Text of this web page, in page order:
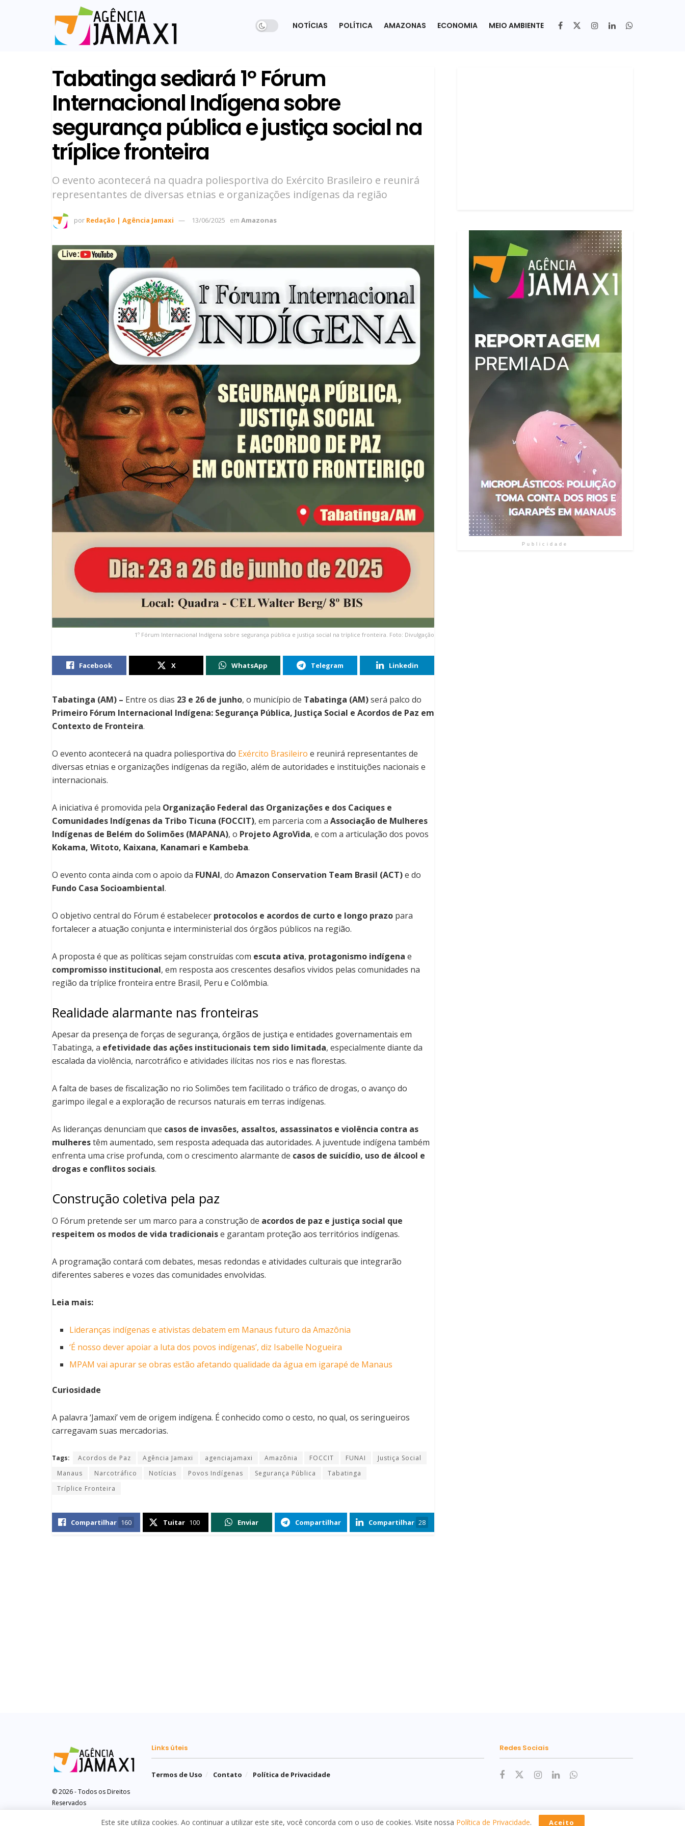
NOTÍCIAS POLÍTICA AMAZONAS ECONOMIA MEIO AMBIENTE
Tabatinga sediará 1º Fórum
Internacional Indígena sobre
segurança pública e justiça social na
tríplice fronteira
O evento acontecerá na quadra poliesportiva do Exército Brasileiro e reunirá
representantes de diversas etnias e organizações indígenas da região
por Redação | Agência Jamaxi 13/06/2025 em Amazonas
1º Fórum Internacional Indígena sobre segurança pública e justiça social na tríplice fronteira. Foto: Divulgação
Facebook X WhatsApp Telegram Linkedin
Tabatinga (AM) – Entre os dias 23 e 26 de junho, o município de Tabatinga (AM)será palco do
Primeiro Fórum Internacional Indígena: Segurança Pública, Justiça Social e Acordos de Paz em
Contexto de Fronteira.
O evento acontecerá na quadra poliesportiva do Exército Brasileiro e reunirá representantes de
diversas etnias e organizações indígenas da região, além de autoridades e instituições nacionais e
internacionais.
A iniciativa é promovida pela Organização Federal das Organizações e dos Caciques e
Comunidades Indígenas da Tribo Ticuna (FOCCIT), em parceria com a Associação de Mulheres
Indígenas de Belém do Solimões (MAPANA), o Projeto AgroVida, e com a articulação dos povos
Kokama, Witoto, Kaixana, Kanamari e Kambeba.
O evento conta ainda com o apoio da FUNAI, do Amazon Conservation Team Brasil (ACT)e do
Fundo Casa Socioambiental.
O objetivo central do Fórum é estabelecer protocolos e acordos de curto e longo prazo para
fortalecer a atuação conjunta e interministerial dos órgãos públicos na região.
A proposta é que as políticas sejam construídas com escuta ativa, protagonismo indígena e
compromisso institucional, em resposta aos crescentes desafios vividos pelas comunidades na
região da tríplice fronteira entre Brasil, Peru e Colômbia.
Realidade alarmante nas fronteiras
Apesar da presença de forças de segurança, órgãos de justiça e entidades governamentais em
Tabatinga, a efetividade das ações institucionais tem sido limitada, especialmente diante da
escalada da violência, narcotráfico e atividades ilícitas nos rios e nas florestas.
A falta de bases de fiscalização no rio Solimões tem facilitado o tráfico de drogas, o avanço do
garimpo ilegal e a exploração de recursos naturais em terras indígenas.
As lideranças denunciam que casos de invasões, assaltos, assassinatos e violência contra as
mulherestêm aumentado, sem resposta adequada das autoridades. A juventude indígena também
enfrenta uma crise profunda, com o crescimento alarmante de casos de suicídio, uso de álcool e
drogas e conflitos sociais.
Construção coletiva pela paz
O Fórum pretende ser um marco para a construção de acordos de paz e justiça social que
respeitem os modos de vida tradicionaise garantam proteção aos territórios indígenas.
A programação contará com debates, mesas redondas e atividades culturais que integrarão
diferentes saberes e vozes das comunidades envolvidas.
Leia mais:
Lideranças indígenas e ativistas debatem em Manaus futuro da Amazônia
‘É nosso dever apoiar a luta dos povos indígenas’, diz Isabelle Nogueira
MPAM vai apurar se obras estão afetando qualidade da água em igarapé de Manaus
Curiosidade
A palavra ‘Jamaxi’ vem de origem indígena. É conhecido como o cesto, no qual, os seringueiros
carregavam suas mercadorias.
Tags: Acordos de Paz Agência Jamaxi agenciajamaxi Amazônia FOCCIT FUNAI
Justiça Social
Manaus
Narcotráfico Notícias Povos Indígenas Segurança Pública
Tabatinga
Tríplice Fronteira
Compartilhar 160 Tuitar 100 Enviar Compartilhar Compartilhar 28
Publicidade
© 2026 - Todos os Direitos
Reservados
Links úteis
Termos de Uso Contato Política de Privacidade
Redes Sociais
Este site utiliza cookies. Ao continuar a utilizar este site, você concorda com o uso de cookies. Visite nossa Política de Privacidade. Aceito